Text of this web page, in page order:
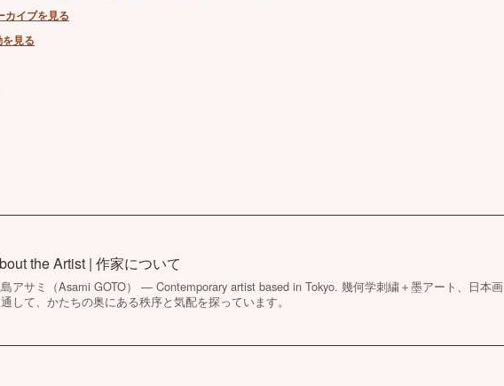
イブを見る
見る
the Artist | 作家について
アサミ（Asami GOTO） — Contemporary artist based in Tokyo. 幾何学刺繍＋墨アート、日本画
して、かたちの奥にある秩序と気配を探っています。